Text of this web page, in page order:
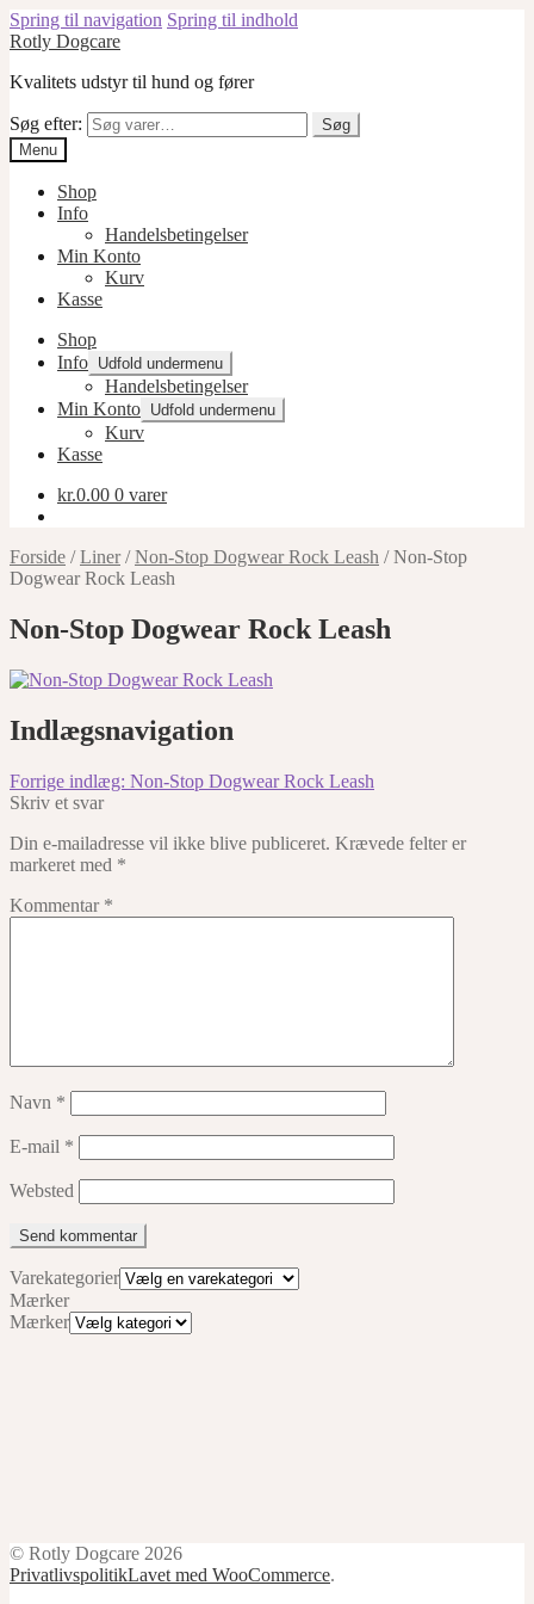
Spring til navigation Spring til indhold
Rotly Dogcare
Kvalitets udstyr til hund og fører
Søg efter:
Søg
Menu
Shop
Info
Handelsbetingelser
Min Konto
Kurv
Kasse
Shop
Info Udfold undermenu
Handelsbetingelser
Min Konto Udfold undermenu
Kurv
Kasse
kr.0.00 0 varer
Forside /Liner/Non-Stop Dogwear Rock Leash /Non-Stop
Dogwear Rock Leash
Non-Stop Dogwear Rock Leash
Indlægsnavigation
Forrige indlæg: Non-Stop Dogwear Rock Leash
Skriv et svar
Din e-mailadresse vil ikke blive publiceret. Krævede felter er
markeret med *
Kommentar *
Navn *
E-mail *
Websted
Varekategorier
Mærker
Mærker
© Rotly Dogcare 2026
PrivatlivspolitikLavet med WooCommerce.